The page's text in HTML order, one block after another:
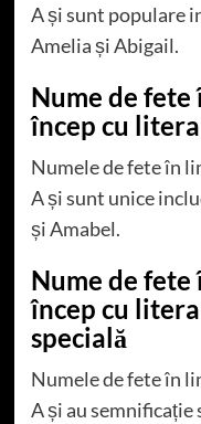
A și sunt populare
Amelia și Abigail.
Nume de fete
încep cu
Numele de fete în
A și sunt unice
și Amabel.
Nume de fete
încep cu
specială
Numele de fete în
A și au